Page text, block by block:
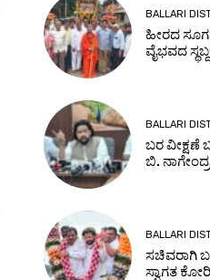
BALLARI
ಹೀರದ
ವೈಭವದ
BALLARI
ಬರ ವೀಕ್ಷಣೆ
ಬಿ. ನಾಗೇಂದ್ರ
BALLARI
ಸಚಿವರಾಗಿ
ಸ್ವಾಗತ